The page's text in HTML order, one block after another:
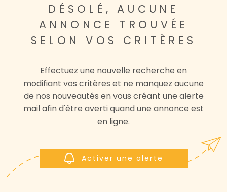
NOS
CONTACT
DÉSOLÉ, AUCUNE
ANNONCE TROUVÉE
SELON VOS CRITÈRES
Effectuez une nouvelle recherche en
modifiant vos critères et ne manquez aucune
de nos nouveautés en vous créant une alerte
mail afin d'être averti quand une annonce est
en ligne.
Activer une alerte